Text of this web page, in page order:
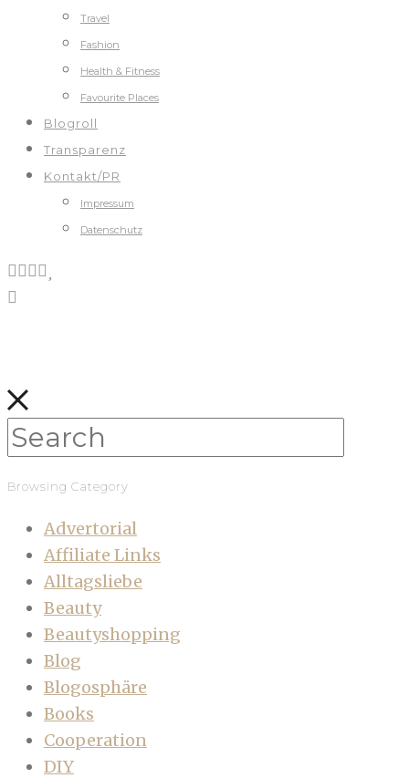
Travel
Fashion
Health & Fitness
Favourite Places
Blogroll
Transparenz
Kontakt/PR
Impressum
Datenschutz
Browsing Category
Advertorial
Affiliate Links
Alltagsliebe
Beauty
Beautyshopping
Blog
Blogosphäre
Books
Cooperation
DIY